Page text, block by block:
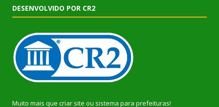
DESENVOLVIDO POR CR2
Muito mais que criar site ou sistema para prefeituras!